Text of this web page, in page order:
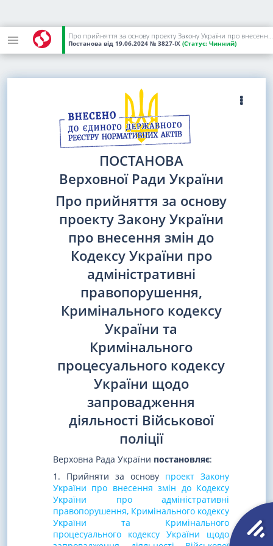
Про прийняття за основу проекту Закону України про внесення змін до Кодексу України про адміністративні правопорушення, Кримінального кодексу України та Кримінального процесуального кодексу України щодо запровадження діяльності Військової поліції
Постанова від 19.06.2024 № 3827-IX (Статус: Чинний)
ПОСТАНОВА
Верховної Ради України
Про прийняття за основу
проекту Закону України
про внесення змін до
Кодексу України про
адміністративні
правопорушення,
Кримінального кодексу
України та
Кримінального
процесуального кодексу
України щодо
запровадження
діяльності Військової
поліції
Верховна Рада України постановляє:
1. Прийняти за основу проект Закону
України про внесення змін до Кодексу
України про адміністративні
правопорушення, Кримінального кодексу
України та Кримінального
процесуального кодексу України щодо